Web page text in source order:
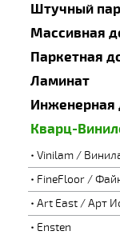
Штучный
Массивная
Паркетная
Ламинат
Инженерная
Кварц-
Vinilam /
FineFloor /
Art East / Арт
Ensten